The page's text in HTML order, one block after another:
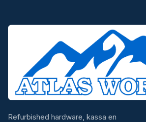
Refurbished hardware, kassa en